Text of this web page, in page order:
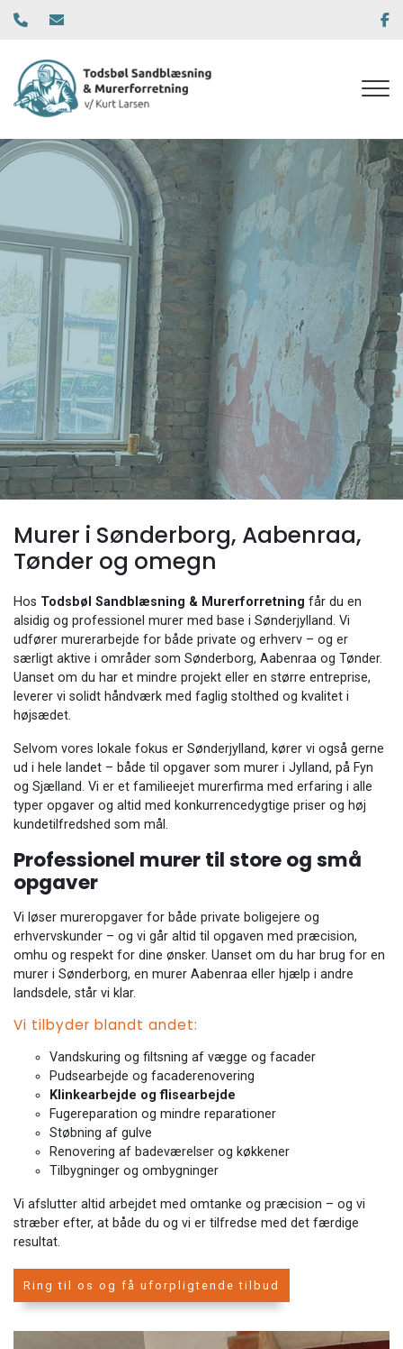
Gå
Murer i Sønderborg, Aabenraa,
Tønder og omegn
Hos Todsbøl Sandblæsning & Murerforretning får du en
alsidig og professionel murer med base i Sønderjylland. Vi
udfører murerarbejde for både private og erhverv – og er
særligt aktive i områder som Sønderborg, Aabenraa og Tønder.
Uanset om du har et mindre projekt eller en større entreprise,
leverer vi solidt håndværk med faglig stolthed og kvalitet i
højsædet.
Selvom vores lokale fokus er Sønderjylland, kører vi også gerne
ud i hele landet – både til opgaver som murer i Jylland, på Fyn
og Sjælland. Vi er et familieejet murerfirma med erfaring i alle
typer opgaver og altid med konkurrencedygtige priser og høj
kundetilfredshed som mål.
Professionel murer til store og små
opgaver
Vi løser mureropgaver for både private boligejere og
erhvervskunder – og vi går altid til opgaven med præcision,
omhu og respekt for dine ønsker. Uanset om du har brug for en
murer i Sønderborg, en murer Aabenraa eller hjælp i andre
landsdele, står vi klar.
Vi tilbyder blandt andet:
Vandskuring og filtsning af vægge og facader
Pudsearbejde og facaderenovering
Klinkearbejde og flisearbejde
Fugereparation og mindre reparationer
Støbning af gulve
Renovering af badeværelser og køkkener
Tilbygninger og ombygninger
Vi afslutter altid arbejdet med omtanke og præcision – og vi
stræber efter, at både du og vi er tilfredse med det færdige
resultat.
Ring til os og få uforpligtende tilbud